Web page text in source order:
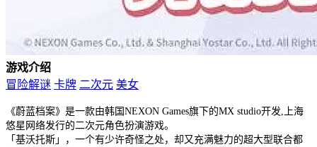
游戏介绍
冒险解谜 卡牌 二次元 美女
《蔚蓝档案》是一款由韩国NEXON Games旗下的MX studio开发,上海
悠星网络发行的二次元角色扮演游戏。
「基沃托斯」，一个有少许奇怪之处，却又充满魅力的超大型联合都